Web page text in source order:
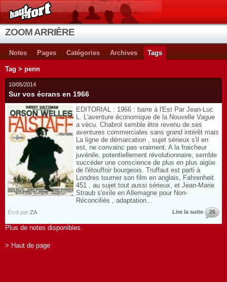
ZOOM ARRIÈRE
Notes Pages Catégories Archives Tags
Tag > penn
10/05/2014
Sur vos écrans en 1966
EDITORIAL : 1966 : barre à l'Est Par Jean-Luc
L. L'aventure économique de la Nouvelle Vague
a vécu. Chabrol semble être revenu de ses
aventures commerciales sans grand intérêt mais
La ligne de démarcation , sujet sérieux s'il en
est, ne convainc pas vraiment. A la fraicheur
juvénile, potentiellement révolutionnaire, semble
succéder une conscience de plus en plus aigüe
de l'étouffoir bourgeois. Truffaut est parti à
Londres tourner son film en anglais, Fahrenheit
451 , au sujet tout aussi sérieux, et Jean-Marie
Straub s'exile en Allemagne pour Non-
Réconciliés , adaptation...
Écrit par ZA Lire la suite 26
Plus de notes disponibles.
> Haut de page